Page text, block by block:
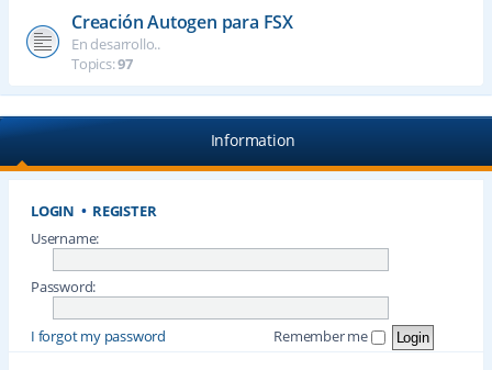
Creación Autogen para FSX
En desarrollo..
Topics:97
Information
LOGIN • REGISTER
Username:
Password:
I forgot my password Remember me